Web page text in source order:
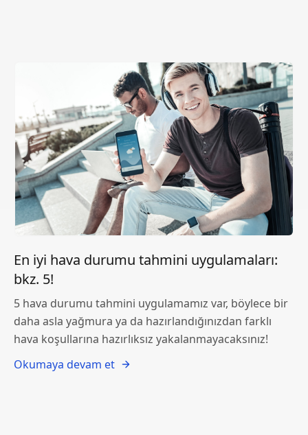
En iyi hava durumu tahmini uygulamaları:
bkz. 5!
5 hava durumu tahmini uygulamamız var, böylece bir
daha asla yağmura ya da hazırlandığınızdan farklı
hava koşullarına hazırlıksız yakalanmayacaksınız!
Okumaya devam et